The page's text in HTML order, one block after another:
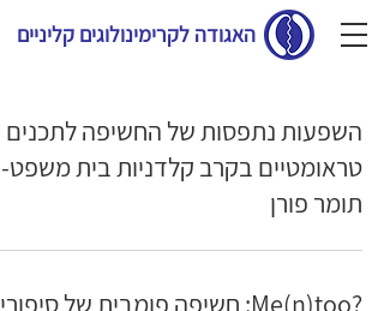
האגודה לקרימינולוגים קליניים
השפעות נתפסות של החשיפה לתכנים
טראומטיים בקרב קלדניות בית משפט-
תומר פורן
?Me(n)too: חשיפה פומבית של סיפורי